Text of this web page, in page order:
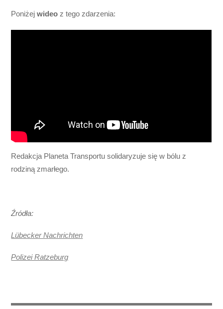
Poniżejwideo z tego zdarzenia:
Redakcja Planeta Transportu solidaryzuje się w bólu z
rodziną zmarłego.
Źródła:
Lübecker Nachrichten
Polizei Ratzeburg